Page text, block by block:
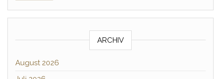
ARCHIV
August 2026